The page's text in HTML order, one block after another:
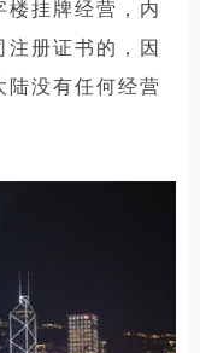
挂牌经营，内
册证书的，因
陆没有任何经营